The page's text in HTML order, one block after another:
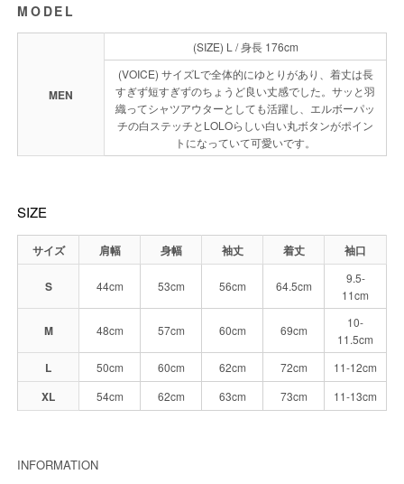
MODEL
MEN
(SIZE) L / 身長 176cm
(VOICE) サイズLで全体的にゆとりがあり、着丈は長
すぎず短すぎずのちょうど良い丈感でした。サッと羽
織ってシャツアウターとしても活躍し、エルボーパッ
チの白ステッチとLOLOらしい白い丸ボタンがポイン
トになっていて可愛いです。
SIZE
サイズ 肩幅 身幅 袖丈 着丈 袖口
S 44cm 53cm 56cm 64.5cm
9.5-
11cm
M 48cm 57cm 60cm 69cm
10-
11.5cm
L 50cm 60cm 62cm 72cm 11-12cm
XL 54cm 62cm 63cm 73cm 11-13cm
INFORMATION